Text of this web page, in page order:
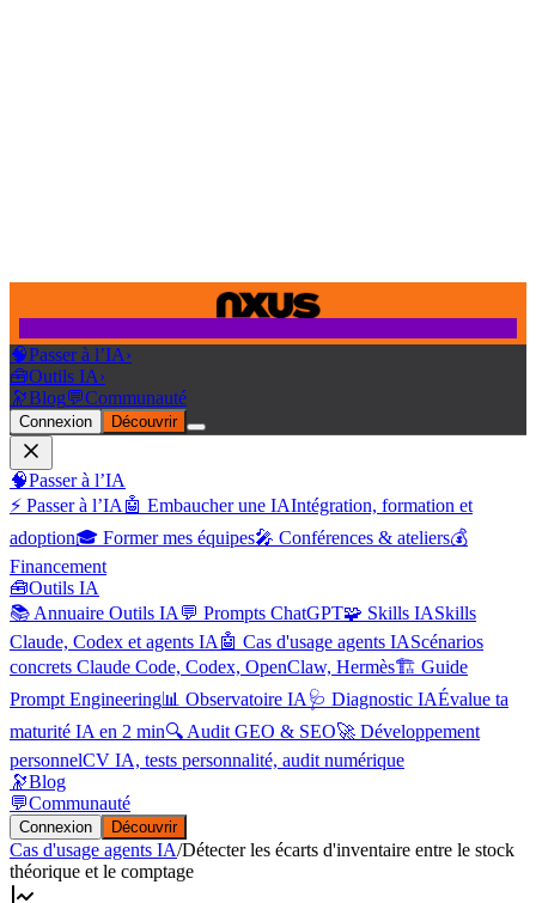
🧠Passer à l’IA›
🧰Outils IA›
🔭Blog💬Communauté
Connexion Découvrir
🧠Passer à l’IA
⚡ Passer à l’IA 🤖 Embaucher une IAIntégration, formation et
adoption🎓 Former mes équipes🎤 Conférences & ateliers💰
Financement
🧰Outils IA
📚 Annuaire Outils IA 💬 Prompts ChatGPT🧩 Skills IASkills
Claude, Codex et agents IA 🤖 Cas d'usage agents IAScénarios
concrets Claude Code, Codex, OpenClaw, Hermès🏗️ Guide
Prompt Engineering📊 Observatoire IA 🩺 Diagnostic IAÉvalue ta
maturité IA en 2 min🔍 Audit GEO & SEO🚀 Développement
personnelCV IA, tests personnalité, audit numérique
🔭Blog
💬Communauté
Connexion Découvrir
Cas d'usage agents IA/Détecter les écarts d'inventaire entre le stock
théorique et le comptage